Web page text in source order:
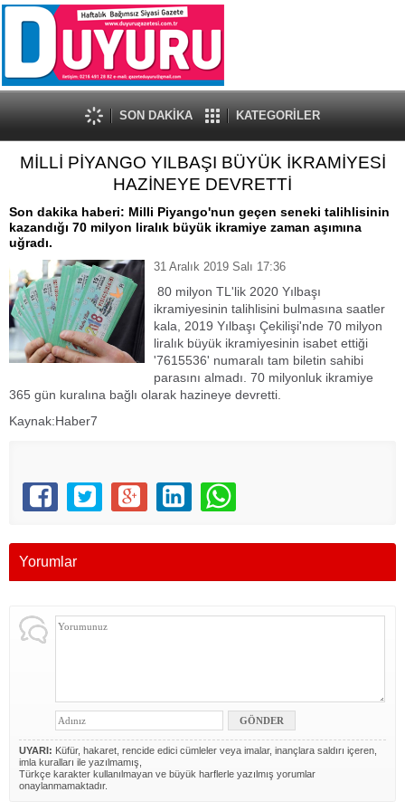
SON DAKİKA KATEGORİLER
MİLLİ PİYANGO YILBAŞI BÜYÜK İKRAMİYESİ
HAZİNEYE DEVRETTİ
Son dakika haberi: Milli Piyango'nun geçen seneki talihlisinin
kazandığı 70 milyon liralık büyük ikramiye zaman aşımına
uğradı.
31 Aralık 2019 Salı 17:36
80 milyon TL'lik 2020 Yılbaşı
ikramiyesinin talihlisini bulmasına saatler
kala, 2019 Yılbaşı Çekilişi'nde 70 milyon
liralık büyük ikramiyesinin isabet ettiği
'7615536' numaralı tam biletin sahibi
parasını almadı. 70 milyonluk ikramiye
365 gün kuralına bağlı olarak hazineye devretti.
Kaynak:Haber7
Yorumlar
UYARI: Küfür, hakaret, rencide edici cümleler veya imalar, inançlara saldırı içeren,
imla kuralları ile yazılmamış,
Türkçe karakter kullanılmayan ve büyük harflerle yazılmış yorumlar
onaylanmamaktadır.